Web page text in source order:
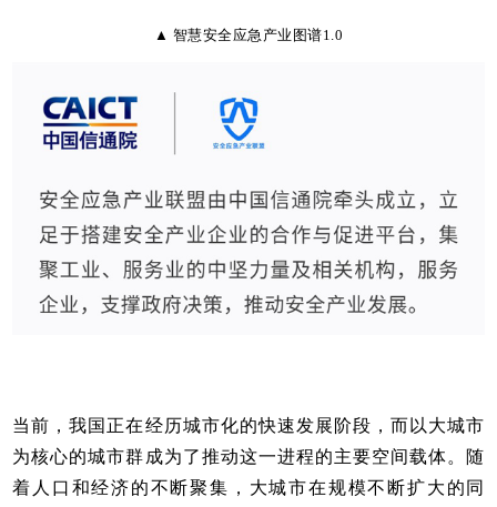
▲ 智慧安全应急产业图谱1.0
当前，我国正在经历城市化的快速发展阶段，而以大城市
为核心的城市群成为了推动这一进程的主要空间载体。随
着人口和经济的不断聚集，大城市在规模不断扩大的同